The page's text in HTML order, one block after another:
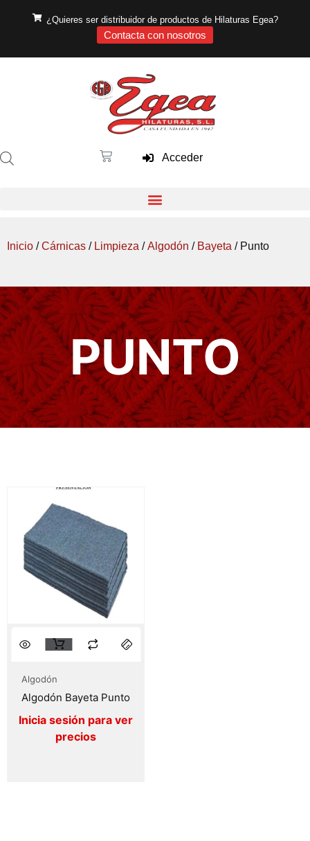
¿Quieres ser distribuidor de productos de Hilaturas Egea?
Contacta con nosotros
Acceder
Inicio /Cárnicas / Limpieza /Algodón / Bayeta / Punto
PUNTO
Algodón
Algodón Bayeta Punto